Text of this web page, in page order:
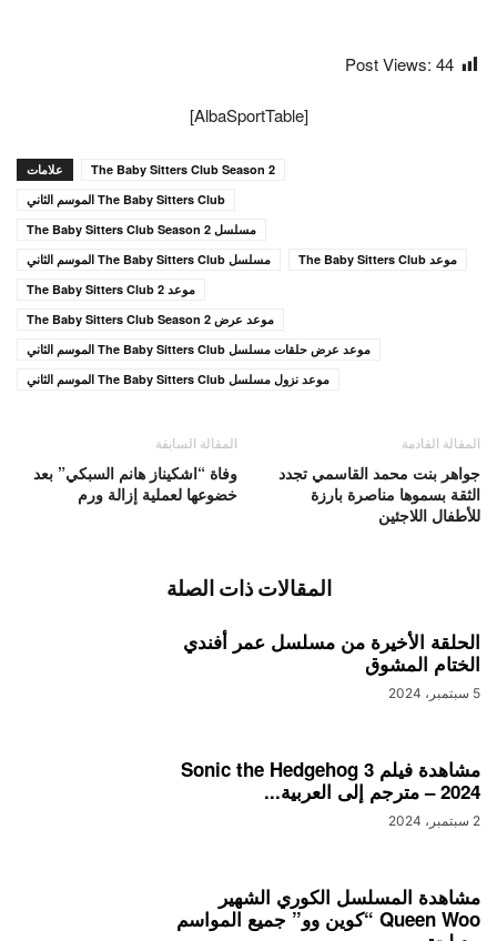
Post Views: 44
[AlbaSportTable]
علامات
The Baby Sitters Club Season 2
The Baby Sitters Club الموسم الثاني
مسلسل The Baby Sitters Club Season 2
مسلسل The Baby Sitters Club الموسم الثاني
موعد The Baby Sitters Club
موعد The Baby Sitters Club 2
موعد عرض The Baby Sitters Club Season 2
موعد عرض حلقات مسلسل The Baby Sitters Club الموسم الثاني
موعد نزول مسلسل The Baby Sitters Club الموسم الثاني
المقالة السابقة
وفاة “اشكيناز هانم السبكي” بعد
خضوعها لعملية إزالة ورم
المقالة القادمة
جواهر بنت محمد القاسمي تجدد
الثقة بسموها مناصرة بارزة
للأطفال اللاجئين
المقالات ذات الصلة
الحلقة الأخيرة من مسلسل عمر أفندي
الختام المشوق
5 سبتمبر، 2024
مشاهدة فيلم Sonic the Hedgehog 3
– 2024 مترجم إلى العربية...
2 سبتمبر، 2024
مشاهدة المسلسل الكوري الشهير
Queen Woo “كوين وو” جميع المواسم